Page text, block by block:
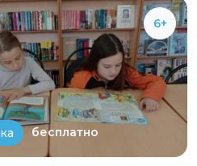
6+
бесплатно